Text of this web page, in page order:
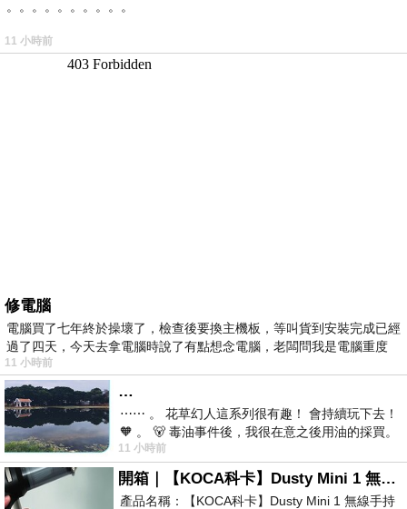
。。。。。。。。。。
11 小時前
修電腦
電腦買了七年終於操壞了，檢查後要換主機板，等叫貨到安裝完成已經
過了四天，今天去拿電腦時說了有點想念電腦，老闆問我是電腦重度
11 小時前
…
⋯⋯ 。 花草幻人這系列很有趣！ 會持續玩下去！
🧡 。 🐻 毒油事件後，我很在意之後用油的採買。
前天購買了我之前就很愛
11 小時前
開箱｜【KOCA科卡】Dusty Mini 1 無線手持吸塵器
產品名稱：【KOCA科卡】Dusty Mini 1 無線手持